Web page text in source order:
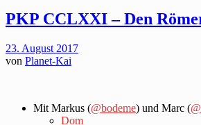
PKP CCLXXI – Den
23. August 2017
von Planet-Kai
Mit Markus (@bodeme) und Marc (
Dom